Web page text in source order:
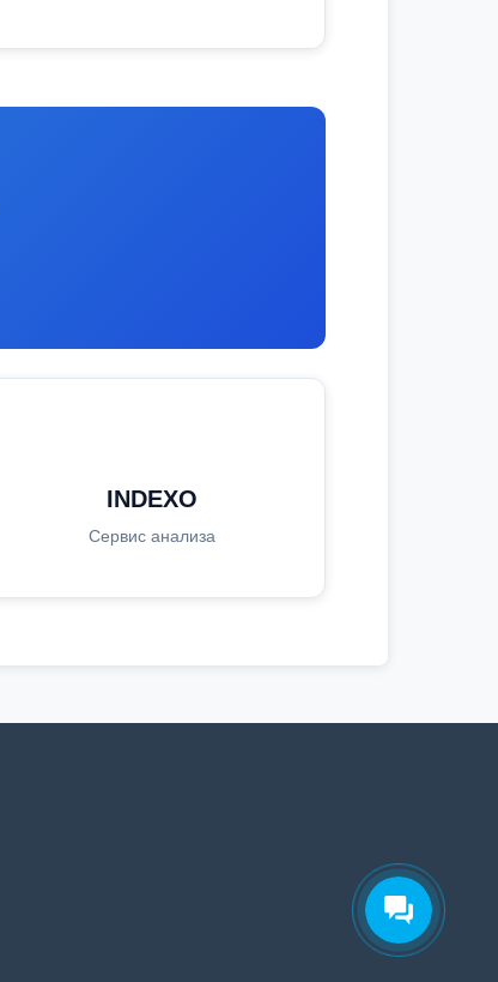
INDEXO
Сервис анализа